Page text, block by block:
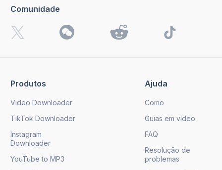
Produtos
Video Downloader
TikTok Downloader
Instagram
Downloader
YouTube to MP3
Ajuda
Como
Guias em vídeo
FAQ
Resolução de
problemas
Comunidade